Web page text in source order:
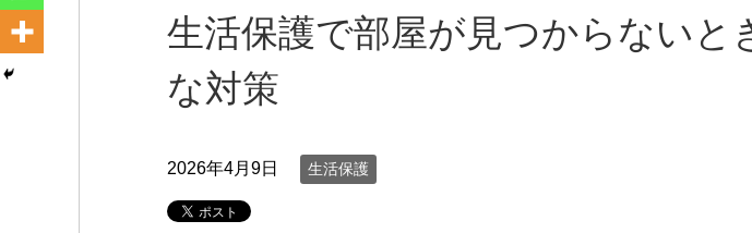
生活保護で部屋が見つからない
な対策
2026年4月9日 生活保護